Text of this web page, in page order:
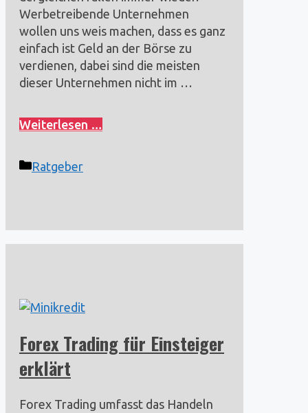
Werbetreibende Unternehmen
wollen uns weis machen, dass es ganz
einfach ist Geld an der Börse zu
verdienen, dabei sind die meisten
dieser Unternehmen nicht im …
Weiterlesen …
Kategorien
Ratgeber
Forex Trading für Einsteiger
erklärt
Forex Trading umfasst das Handeln